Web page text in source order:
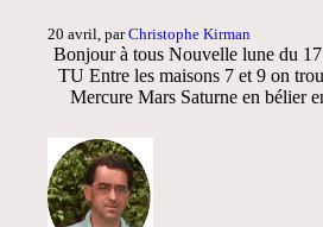
20 avril, parChristophe Kirman
Bonjour à tous Nouvelle lune du
TU Entre les maisons 7 et 9 on
Mercure Mars Saturne en bélier